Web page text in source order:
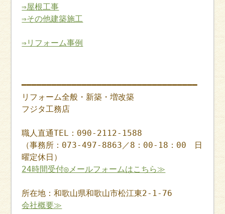
⇒屋根工事
⇒その他建築施工
⇒リフォーム事例
━━━━━━━━━━━━━━━━━━━━━━━━━━━━━━━━━━━
リフォーム全般・新築・増改築
フジタ工務店
職人直通TEL：090-2112-1588
（事務所：073-497-8863／8：00-18：00 日
曜定休日）
24時間受付◎メールフォームはこちら≫
所在地：和歌山県和歌山市松江東2-1-76
会社概要≫